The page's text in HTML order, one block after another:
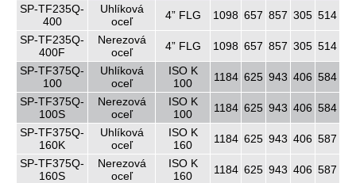
SP-TF235Q-
400
Uhlíková
oceľ
4” FLG 1098 657 857 305 514
SP-TF235Q-
400F
Nerezová
oceľ
4” FLG 1098 657 857 305 514
SP-TF375Q-
100
Uhlíková
oceľ
ISO K
100
1184 625 943 406 584
SP-TF375Q-
100S
Nerezová
oceľ
ISO K
100
1184 625 943 406 584
SP-TF375Q-
160K
Uhlíková
oceľ
ISO K
160
1184 625 943 406 587
SP-TF375Q-
160S
Nerezová
oceľ
ISO K
160
1184 625 943 406 587